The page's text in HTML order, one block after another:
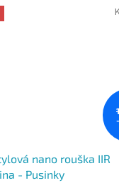
nano rouška IIR
- Pusinky